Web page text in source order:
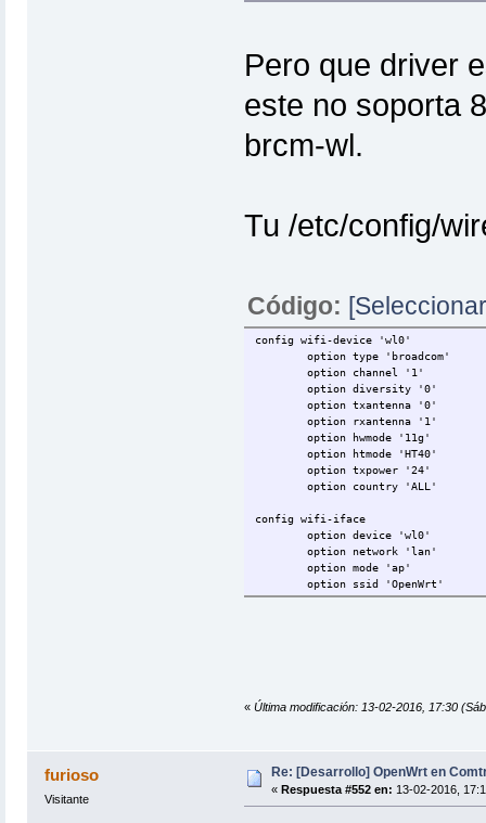
Pero que driver
este no soporta
brcm-wl.
Tu /etc/config/
Código:
config wifi-device 'wl0'
option type 'broadcom'
option channel '1'
option diversity '0'
option txantenna '0'
option rxantenna '1'
option hwmode '11g'
option htmode 'HT40'
option txpower '24'
option country 'ALL'
config wifi-iface
option device 'wl0'
option network 'lan'
option mode 'ap'
option ssid 'OpenWrt'
option encryption 'psk2'
« Última modificación: 13-02-2016, 17:30
furioso
Visitante
Re: [Desarrollo] OpenWrt en
« Respuesta #552 en: 13-02-2016,